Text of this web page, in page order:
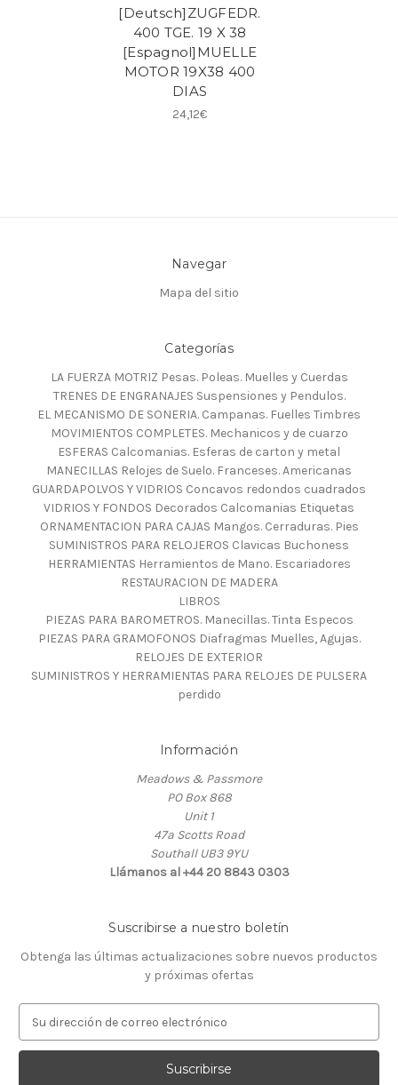
[Deutsch]ZUGFEDR.
400 TGE. 19 X 38
[Espagnol]MUELLE
MOTOR 19X38 400
DIAS
24,12€
Navegar
Mapa del sitio
Categorías
LA FUERZA MOTRIZ Pesas. Poleas. Muelles y Cuerdas
TRENES DE ENGRANAJES Suspensiones y Pendulos.
EL MECANISMO DE SONERIA. Campanas. Fuelles Timbres
MOVIMIENTOS COMPLETES. Mechanicos y de cuarzo
ESFERAS Calcomanias. Esferas de carton y metal
MANECILLAS Relojes de Suelo. Franceses. Americanas
GUARDAPOLVOS Y VIDRIOS Concavos redondos cuadrados
VIDRIOS Y FONDOS Decorados Calcomanias Etiquetas
ORNAMENTACION PARA CAJAS Mangos. Cerraduras. Pies
SUMINISTROS PARA RELOJEROS Clavicas Buchoness
HERRAMIENTAS Herramientos de Mano. Escariadores
RESTAURACION DE MADERA
LIBROS
PIEZAS PARA BAROMETROS. Manecillas. Tinta Especos
PIEZAS PARA GRAMOFONOS Diafragmas Muelles, Agujas.
RELOJES DE EXTERIOR
SUMINISTROS Y HERRAMIENTAS PARA RELOJES DE PULSERA
perdido
Información
Meadows & Passmore
PO Box 868
Unit 1
47a Scotts Road
Southall UB3 9YU
Llámanos al +44 20 8843 0303
Suscribirse a nuestro boletín
Obtenga las últimas actualizaciones sobre nuevos productos
y próximas ofertas
r